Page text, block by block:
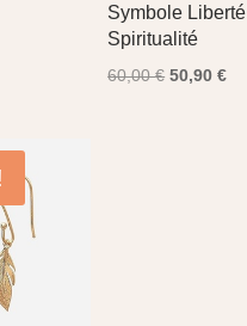
Symbole Liberté
Spiritualité
60,00€ Le
50,90€Le